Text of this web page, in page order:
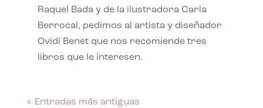
Raquel Bada y de la ilustradora Carla
Berrocal, pedimos al artista y diseñador
Ovidi Benet que nos recomiende tres
libros que le interesen.
« Entradas más antiguas